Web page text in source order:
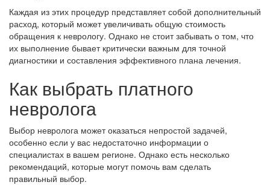
Каждая из этих процедур представляет собой дополнительный
расход, который может увеличивать общую стоимость
обращения к неврологу. Однако не стоит забывать о том, что
их выполнение бывает критически важным для точной
диагностики и составления эффективного плана лечения.
Как выбрать платного
невролога
Выбор невролога может оказаться непростой задачей,
особенно если у вас недостаточно информации о
специалистах в вашем регионе. Однако есть несколько
рекомендаций, которые могут помочь вам сделать
правильный выбор.